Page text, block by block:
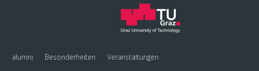
alumni Besonderheiten Veranstaltungen